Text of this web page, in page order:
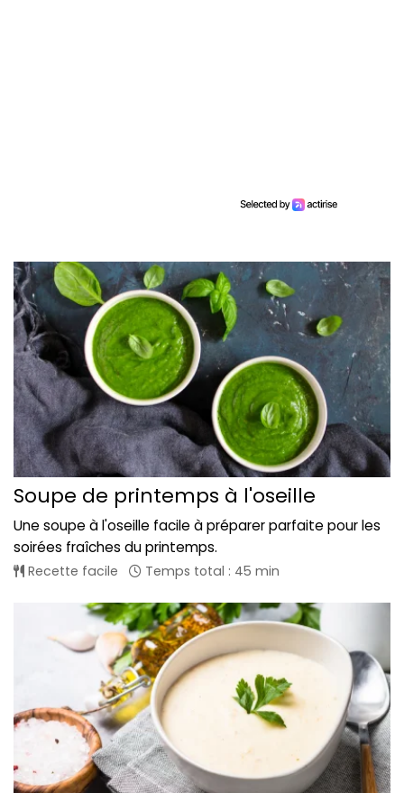
Soupe de printemps à l'oseille
Une soupe à l'oseille facile à préparer parfaite pour les
soirées fraîches du printemps.
Recette facile Temps total : 45 min